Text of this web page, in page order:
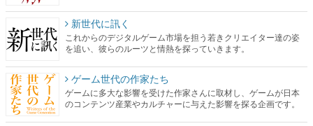
新世代に訊く
これからのデジタルゲーム市場を担う若きクリエイター達の姿
を追い、彼らのルーツと情熱を探っていきます。
ゲーム世代の作家たち
ゲームに多大な影響を受けた作家さんに取材し、ゲームが日本
のコンテンツ産業やカルチャーに与えた影響を探る企画です。